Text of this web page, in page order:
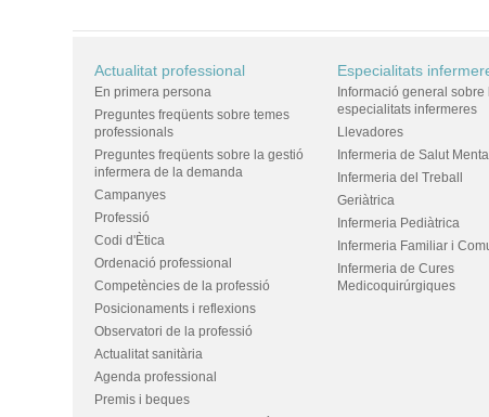
Actualitat professional
En primera persona
Preguntes freqüents sobre temes
professionals
Preguntes freqüents sobre la gestió
infermera de la demanda
Campanyes
Professió
Codi d'Ètica
Ordenació professional
Competències de la professió
Posicionaments i reflexions
Observatori de la professió
Actualitat sanitària
Agenda professional
Premis i beques
Especialitats
Informació general sobre
especialitats infermeres
Llevadores
Infermeria de Salut Mental
Infermeria del Treball
Geriàtrica
Infermeria Pediàtrica
Infermeria Familiar i
Infermeria de Cures
Medicoquirúrgiques